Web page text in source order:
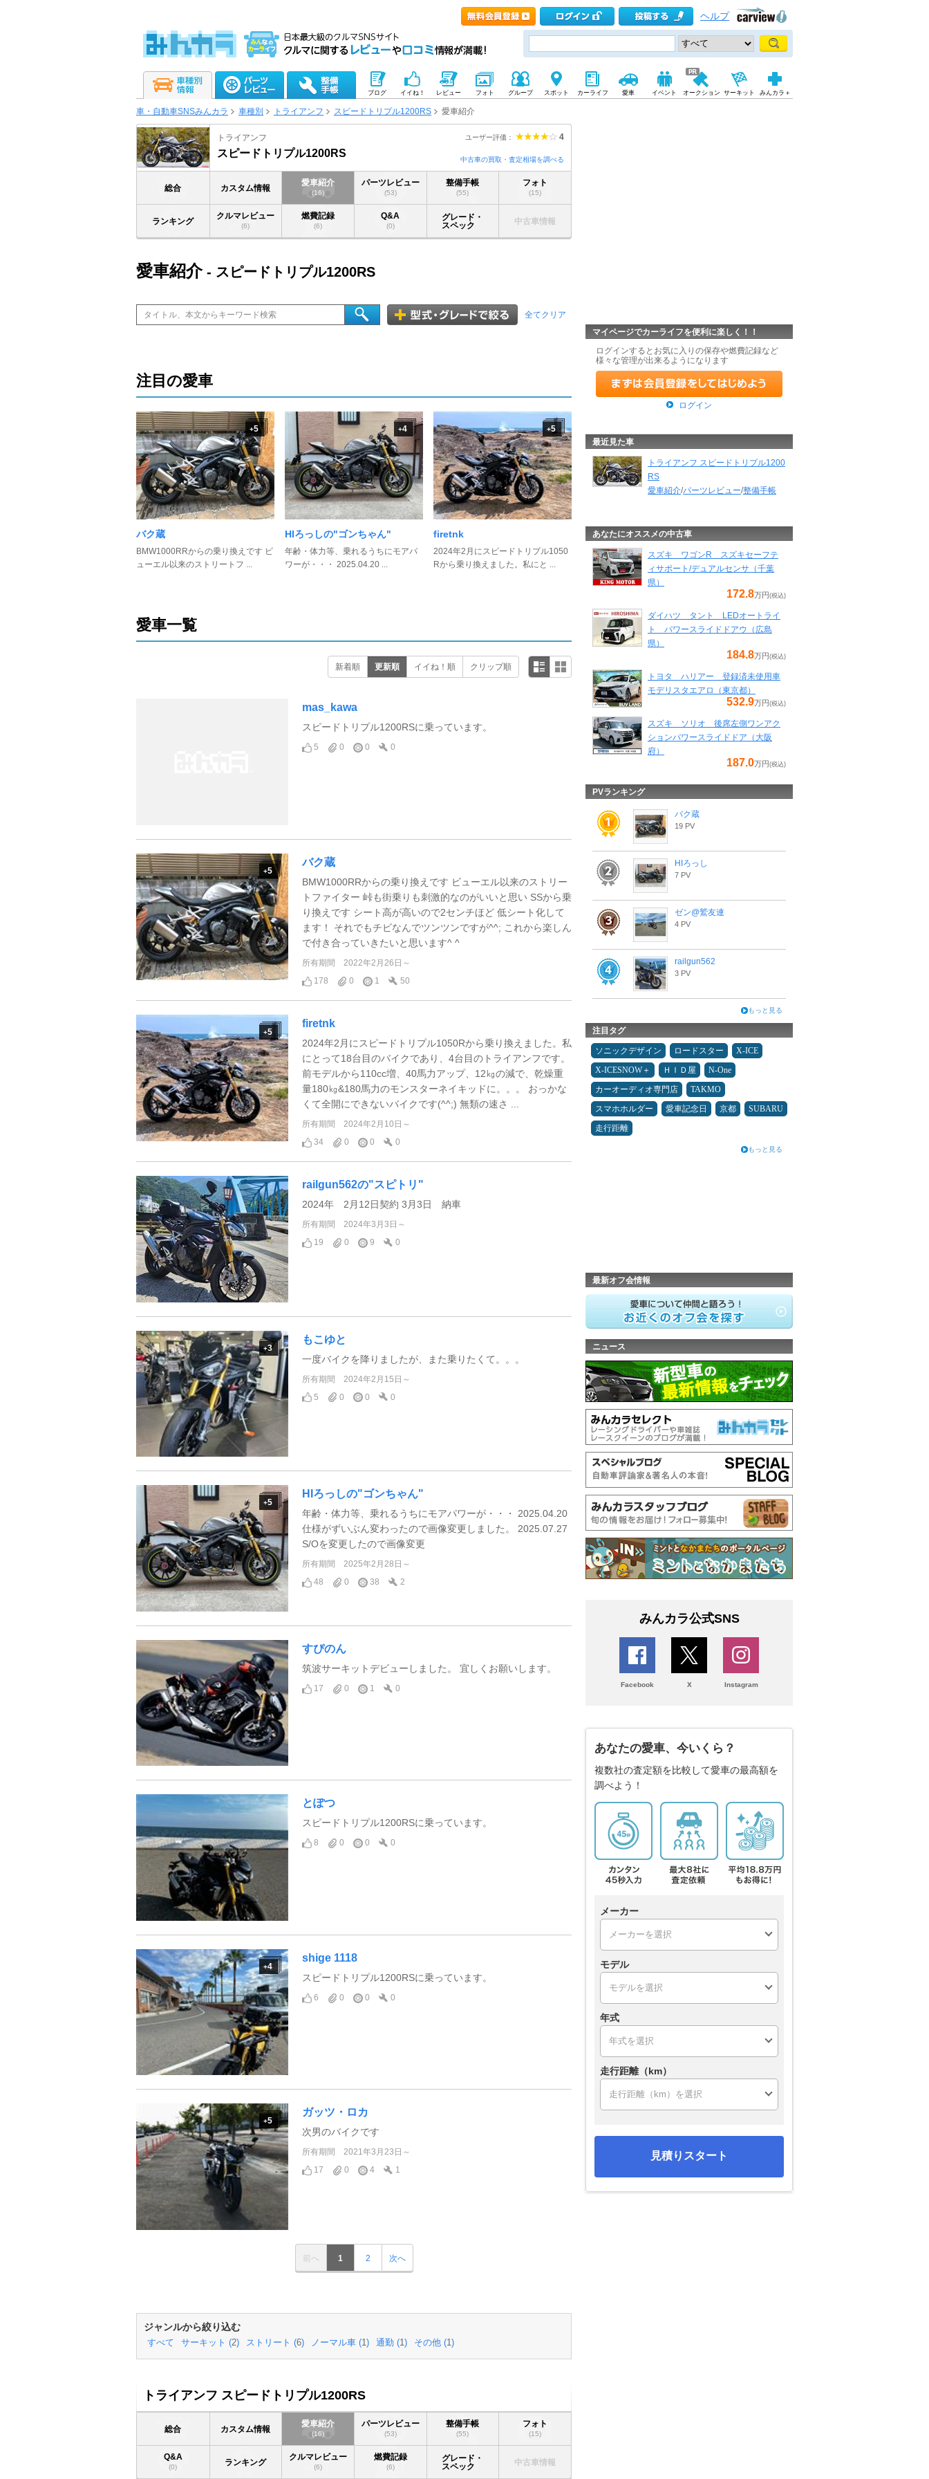
ヘルプ
ブログ イイね！ レビュー フォト グループ スポット カーライフ 愛車 イベント オークション サーキット みんカラ＋
車・自動車SNSみんカラ 車種別 トライアンフ スピードトリプル1200RS 愛車紹介
ユーザー評価： 4
トライアンフ
スピードトリプル1200RS
中古車の買取・査定相場を調べる
総合 カスタム情報
愛車紹介
(16)
パーツレビュー
(53)
整備手帳
(55)
フォト
(15)
ランキング
クルマレビュー
(6)
燃費記録
(6)
Q&A
(0)
グレード・
スペック
中古車情報
愛車紹介- スピードトリプル1200RS
全てクリア
注目の愛車
+5
バク蔵
BMW1000RRからの乗り換えです ビ
ューエル以来のストリートフ ...
+4
HIろっしの"ゴンちゃん"
年齢・体力等、乗れるうちにモアパ
ワーが・・・ 2025.04.20 ...
+5
firetnk
2024年2月にスピードトリプル1050
Rから乗り換えました。私にと ...
愛車一覧
新着順 更新順 イイね！順 クリップ順
mas_kawa
スピードトリプル1200RSに乗っています。
5 0 0 0
+5
バク蔵
BMW1000RRからの乗り換えです ビューエル以来のストリー
トファイター 峠も街乗りも刺激的なのがいいと思い SSから乗
り換えです シート高が高いので2センチほど 低シート化して
ます！ それでもチビなんでツンツンですが^^; これから楽しん
で付き合っていきたいと思います^ ^
所有期間
2022年2月26日～
178
0 1 50
+5
firetnk
2024年2月にスピードトリプル1050Rから乗り換えました。私
にとって18台目のバイクであり、4台目のトライアンフです。
前モデルから110cc増、40馬力アップ、12㎏の減で、乾燥重
量180㎏&180馬力のモンスターネイキッドに。。。 おっかな
くて全開にできないバイクです(^^;) 無類の速さ ...
所有期間
2024年2月10日～
34
0 0 0
railgun562の"スピトリ"
2024年 2月12日契約 3月3日 納車
所有期間
2024年3月3日～
19
0 9 0
+3
もこゆと
一度バイクを降りましたが、また乗りたくて。。。
所有期間
2024年2月15日～
5
0 0 0
+5
HIろっしの"ゴンちゃん"
年齢・体力等、乗れるうちにモアパワーが・・・ 2025.04.20
仕様がずいぶん変わったので画像変更しました。 2025.07.27
S/Oを変更したので画像変更
所有期間
2025年2月28日～
48
0 38 2
すぴのん
筑波サーキットデビューしました。 宜しくお願いします。
17 0 1 0
とぽつ
スピードトリプル1200RSに乗っています。
8 0 0 0
+4
shige 1118
スピードトリプル1200RSに乗っています。
6 0 0 0
+5
ガッツ・ロカ
次男のバイクです
所有期間
2021年3月23日～
17
0 4 1
前へ 1 2 次へ
ジャンルから絞り込む
すべて サーキット (2) ストリート (6) ノーマル車 (1) 通勤 (1) その他 (1)
トライアンフ スピードトリプル1200RS
総合 カスタム情報
愛車紹介
(16)
パーツレビュー
(53)
整備手帳
(55)
フォト
(15)
Q&A
(0) ランキング
クルマレビュー
(6)
燃費記録
(6)
グレード・
スペック
中古車情報
マイページでカーライフを便利に楽しく！！
ログインするとお気に入りの保存や燃費記録など
様々な管理が出来るようになります
ログイン
最近見た車
トライアンフ スピードトリプル1200
RS
愛車紹介/パーツレビュー/整備手帳
あなたにオススメの中古車
スズキ ワゴンR スズキセーフテ
ィサポート/デュアルセンサ（千葉
県）
172.8万円(税込)
ダイハツ タント LEDオートライ
ト パワースライドドアウ（広島
県）
184.8万円(税込)
トヨタ ハリアー 登録済未使用車
モデリスタエアロ（東京都）
532.9万円(税込)
スズキ ソリオ 後席左側ワンアク
ションパワースライドドア（大阪
府）
187.0万円(税込)
PVランキング
バク蔵
19 PV
HIろっし
7 PV
ゼン@鷲友連
4 PV
railgun562
3 PV
もっと見る
注目タグ
ソニックデザイン ロードスター
X-ICE
X-ICESNOW＋
ＨＩＤ屋
N-One
カーオーディオ専門店
TAKMO
スマホホルダー
愛車記念日 京都
SUBARU
走行距離
もっと見る
最新オフ会情報
ニュース
みんカラ公式SNS
Facebook X Instagram
あなたの愛車、今いくら？
複数社の査定額を比較して愛車の最高額を
調べよう！
メーカー
モデル
年式
走行距離（km）
見積りスタート